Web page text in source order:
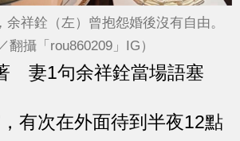
余祥銓（左）曾抱怨婚後沒有自由。
翻攝「rou860209」IG）
妻1句余祥銓當場語塞
有次在外面待到半夜12點